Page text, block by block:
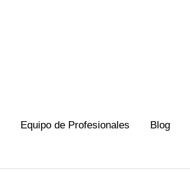
Equipo de Profesionales Blog